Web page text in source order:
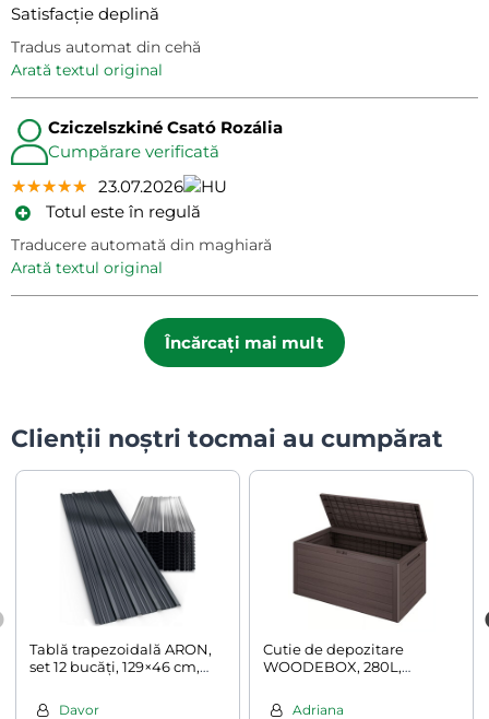
Satisfacție deplină
Tradus automat din cehă
arată textul original
Cziczelszkiné Csató Rozália
Cumpărare verificată
★★★★★
★★★★★
★★★★★ 23.07.2026
Totul este în regulă
Traducere automată din maghiară
arată textul original
Încărcați mai mult
Clienții noștri tocmai au cumpărat
Tablă trapezoidală ARON,
set 12 bucăți, 129×46 cm,
Davor
Cutie de depozitare
WOODEBOX, 280L,
Adriana